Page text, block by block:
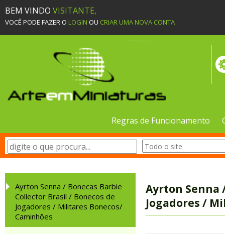
BEM VINDO VISITANTE,
VOCÊ PODE FAZER O LOGIN OU CRIAR UMA NOVA CONTA
Regras de Funcionamento
Ayrton Senna / Bonecas Barbie
Collector Brasil / Bonecos de
Jogadores / Militares Bonecos/
Caminhões
Ayrton Senna
Jogadores /